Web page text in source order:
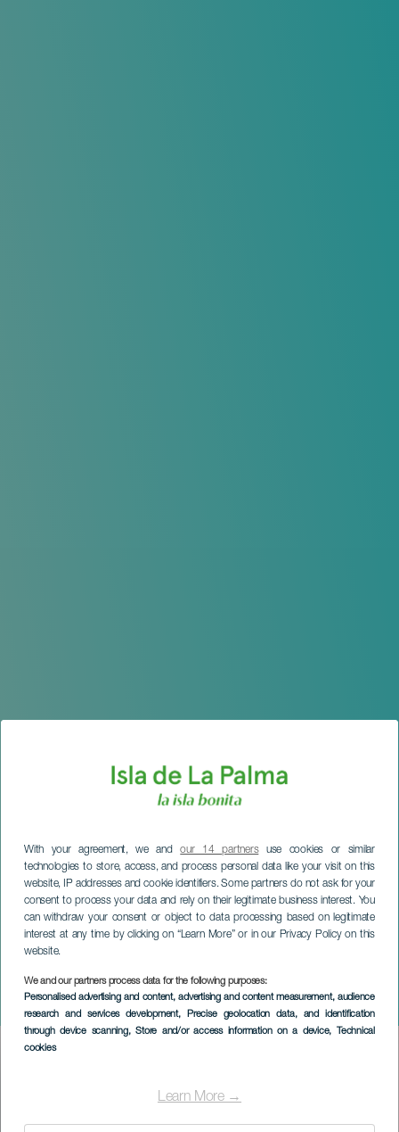
With your agreement, we andour 14 partnersuse cookies or similar
technologies to store, access, and process personal data like your visit on this
website, IP addresses and cookie identifiers. Some partners do not ask for your
consent to process your data and rely on their legitimate business interest. You
can withdraw your consent or object to data processing based on legitimate
interest at any time by clicking on “Learn More” or in our Privacy Policy on this
website.
We and our partners process data for the following purposes:
Personalised advertising and content, advertising and content measurement, audience
research and services development, Precise geolocation data, and identification
through device scanning, Store and/or access information on a device, Technical
cookies
Learn More →
Lula Trio
LA PALMA
Imagen